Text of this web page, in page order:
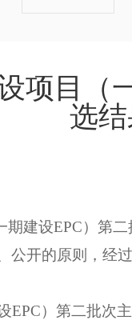
项目（
选
期建设EPC）第
开的原则，经
EPC）第二批次